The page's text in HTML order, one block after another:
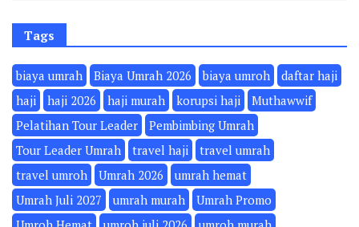
Tags
biaya umrah Biaya Umrah 2026 biaya umroh
daftar haji
haji
haji 2026 haji murah korupsi haji
Muthawwif
Pelatihan Tour Leader
Pembimbing Umrah
Tour Leader Umrah
travel haji
travel umrah
travel umroh
Umrah 2026
umrah hemat
Umrah Juli 2027
umrah murah
Umrah Promo